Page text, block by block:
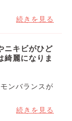
続きを見る
ニキビがひど
綺麗になりま
ンバランスが
続きを見る